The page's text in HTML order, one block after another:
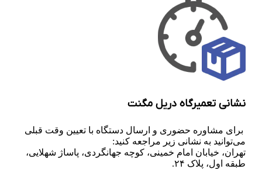
نشانی تعمیرگاه دریل مگنت
برای مشاوره حضوری و ارسال دستگاه با تعیین وقت قبلی
می‌توانید به نشانی زیر مراجعه کنید:
تهران، خیابان امام خمینی، کوچه جهانگردی، پاساژ شهلایی،
طبقه اول، پلاک ۲۴.